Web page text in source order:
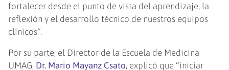
fortalecer desde el punto de vista del aprendizaje, la
reflexión y el desarrollo técnico de nuestros equipos
clínicos”.
Por su parte, el Director de la Escuela de Medicina
UMAG, Dr. Mario Mayanz Csato, explicó que “iniciar